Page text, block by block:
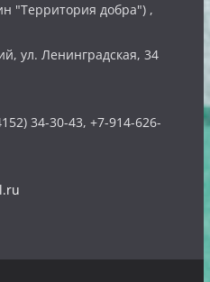
"Территория добра") ,
ул. Ленинградская, 34
34-30-43, +7-914-626-